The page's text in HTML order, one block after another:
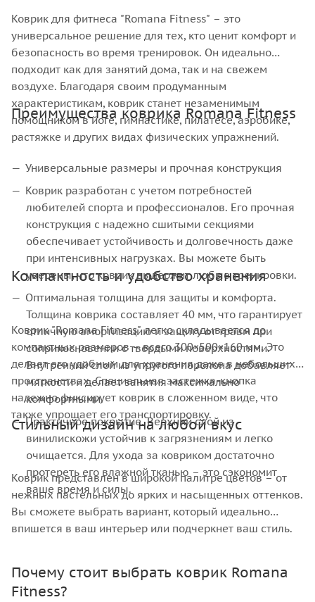
Коврик для фитнеса "Romana Fitness" – это
универсальное решение для тех, кто ценит комфорт и
безопасность во время тренировок. Он идеально
подходит как для занятий дома, так и на свежем
воздухе. Благодаря своим продуманным
характеристикам, коврик станет незаменимым
помощником в йоге, гимнастике, пилатесе, аэробике,
растяжке и других видах физических упражнений.
Преимущества коврика Romana Fitness
Универсальные размеры и прочная конструкция
Коврик разработан с учетом потребностей
любителей спорта и профессионалов. Его прочная
конструкция с надежно сшитыми секциями
обеспечивает устойчивость и долговечность даже
при интенсивных нагрузках. Вы можете быть
уверены, что коврик выдержит любые тренировки.
Оптимальная толщина для защиты и комфорта.
Толщина коврика составляет 40 мм, что гарантирует
отличную амортизацию и защиту от травм при
соприкосновении с твердыми поверхностями.
Внутренний слой из упругого поролона добавляет
мягкости и делает занятия максимально
комфортными.
Практичное покрытие. Верхний слой из
винилискожи устойчив к загрязнениям и легко
очищается. Для ухода за ковриком достаточно
протереть его влажной тканью – это сэкономит
ваше время и силы.
Компактность и удобство хранения
Коврик "Romana Fitness" легко складывается до
компактных размеров – всего 300×500×160 мм. Это
делает его удобным для хранения даже в небольших
пространствах. Специальная застежка-кнопка
надежно фиксирует коврик в сложенном виде, что
также упрощает его транспортировку.
Стильный дизайн на любой вкус
Коврик представлен в широкой палитре цветов – от
нежных пастельных до ярких и насыщенных оттенков.
Вы сможете выбрать вариант, который идеально
впишется в ваш интерьер или подчеркнет ваш стиль.
Почему стоит выбрать коврик Romana
Fitness?